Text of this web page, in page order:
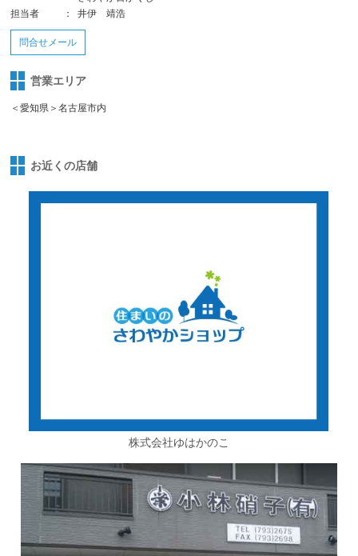
担当者
： 井伊 靖浩
問合せメール
営業エリア
＜愛知県＞名古屋市内
お近くの店舗
株式会社ゆはかのこ